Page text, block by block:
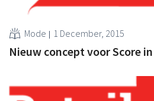
Mode 1 December, 2015
Nieuw concept voor Score